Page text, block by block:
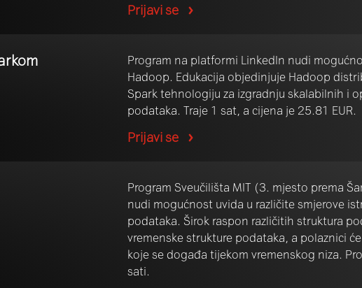
Prijavi se
Program na platformi LinkedIn nudi
Hadoop. Edukacija objedinjuje Hadoop
Spark tehnologiju za izgradnju skalabilnih i
podataka. Traje 1 sat, a cijena je 25.81 EUR.
Prijavi se
Program Sveučilišta MIT (3. mjesto prema
nudi mogućnost uvida u različite smjerove
podataka. Širok raspon različitih struktura
vremenske strukture podataka, a polaznici
koje se događa tijekom vremenskog niza.
sati.